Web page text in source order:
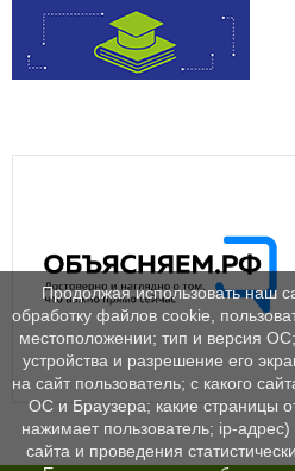
Продолжая использовать наш
обработку файлов cookie,
местоположении; тип и версия
устройства и разрешение его
на сайт пользователь; с какого
ОС и Браузера; какие страницы
нажимает пользователь; ip-
сайта и проведения